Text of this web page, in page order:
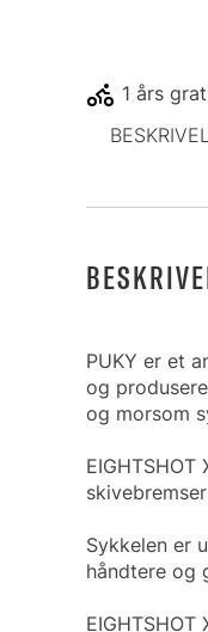
1 års
PUKY er et
og
og morsom
Sykkelen er
håndtere og